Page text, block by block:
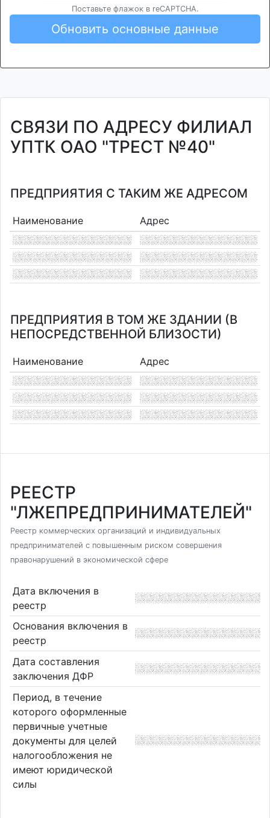
Поставьте флажок в reCAPTCHA.
Обновить основные данные
СВЯЗИ ПО АДРЕСУ ФИЛИАЛ
УПТК ОАО "ТРЕСТ №40"
ПРЕДПРИЯТИЯ С ТАКИМ ЖЕ АДРЕСОМ
Наименование Адрес
ПРЕДПРИЯТИЯ В ТОМ ЖЕ ЗДАНИИ (В
НЕПОСРЕДСТВЕННОЙ БЛИЗОСТИ)
Наименование Адрес
РЕЕСТР
"ЛЖЕПРЕДПРИНИМАТЕЛЕЙ"
Реестр коммерческих организаций и индивидуальных
предпринимателей с повышенным риском совершения
правонарушений в экономической сфере
Дата включения в
реестр
Основания включения в
реестр
Дата составления
заключения ДФР
Период, в течение
которого оформленные
первичные учетные
документы для целей
налогообложения не
имеют юридической
силы